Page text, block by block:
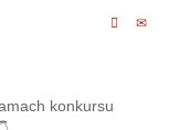
konkursu